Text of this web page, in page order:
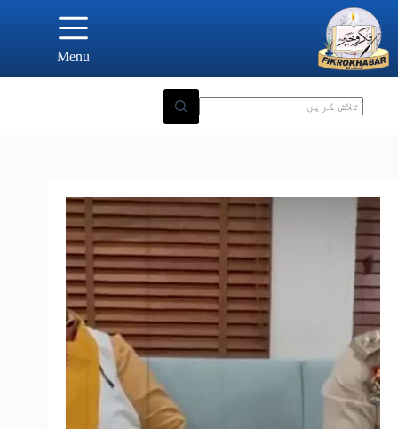
content
Menu